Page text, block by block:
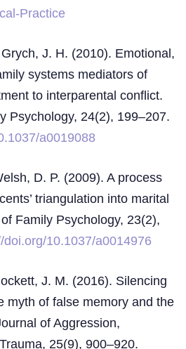
Practice
J. H. (2010). Emotional,
systems mediators of
to interparental conflict.
Psychology, 24(2), 199–207.
a0019088
D. P. (2009). A process
triangulation into marital
Family Psychology, 23(2),
doi.org/10.1037/a0014976
J. M. (2016). Silencing
myth of false memory and the
of Aggression,
25(9), 900–920.